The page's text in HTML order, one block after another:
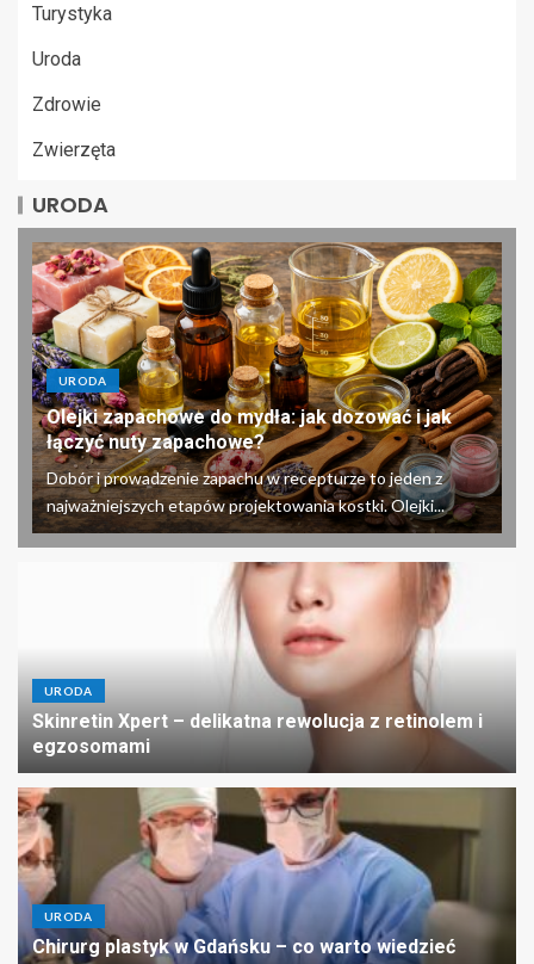
Turystyka
Uroda
Zdrowie
Zwierzęta
URODA
URODA
Olejki zapachowe do mydła: jak dozować i jak
łączyć nuty zapachowe?
Dobór i prowadzenie zapachu w recepturze to jeden z
najważniejszych etapów projektowania kostki. Olejki...
URODA
Skinretin Xpert – delikatna rewolucja z retinolem i
egzosomami
URODA
Chirurg plastyk w Gdańsku – co warto wiedzieć